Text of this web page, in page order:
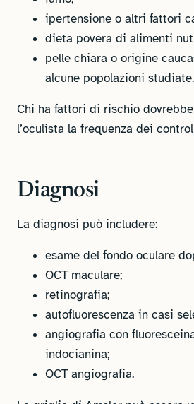
ipertensione o altri fattori
dieta povera di alimenti
pelle chiara o origine
alcune popolazioni studiate.
Chi ha fattori di rischio
l’oculista la frequenza dei
Diagnosi
La diagnosi può includere:
esame del fondo oculare
OCT maculare;
retinografia;
autofluorescenza in casi
angiografia con
indocianina;
OCT angiografia.